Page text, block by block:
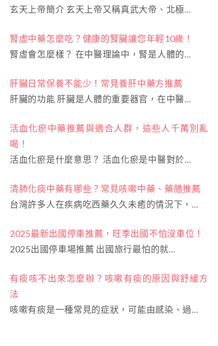
玄天上帝簡介 玄天上帝又稱真武大帝、北極…
腎虛中藥怎麼吃？健康的腎臟讓您年輕10歲！
腎虛會怎麼樣？ 在中醫理論中，腎是人體的…
肝臟日常保養不能少！常見養肝中藥方推薦
肝臟的功能 肝臟是人體的重要器官，在中醫…
活血化瘀中藥推薦與適合人群，這些人千萬別亂
喝！
活血化瘀是什麼意思？ 活血化瘀是中醫對於…
清肺化痰中藥有哪些？常見咳嗽中藥、藥膳推薦
台灣許多人在疾病吃西藥久久未癒的情況下，…
2025最新出國停車推薦，旺季出國不怕沒車位！
2025出國停車場推薦 出國旅行最怕的就…
有痰咳不出來怎麼辦？咳嗽有痰的原因與舒緩方
法
咳嗽有痰是一種常見的症狀，可能由感染、過…